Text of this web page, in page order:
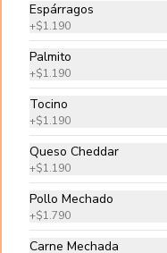
Espárragos
+$1.190
Palmito
+$1.190
Tocino
+$1.190
Queso Cheddar
+$1.190
Pollo Mechado
+$1.790
Carne Mechada